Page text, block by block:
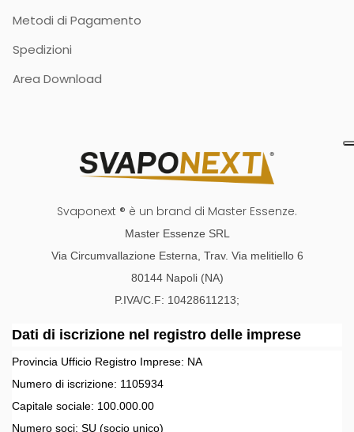
Metodi di Pagamento
Spedizioni
Area Download
Svaponext ® è un brand di Master Essenze.
Master Essenze SRL
Via Circumvallazione Esterna, Trav. Via melitiello 6
80144 Napoli (NA)
P.IVA/C.F: 10428611213;
Dati di iscrizione nel registro delle imprese
Provincia Ufficio Registro Imprese: NA
Numero di iscrizione: 1105934
Capitale sociale: 100.000.00
Numero soci: SU (socio unico)